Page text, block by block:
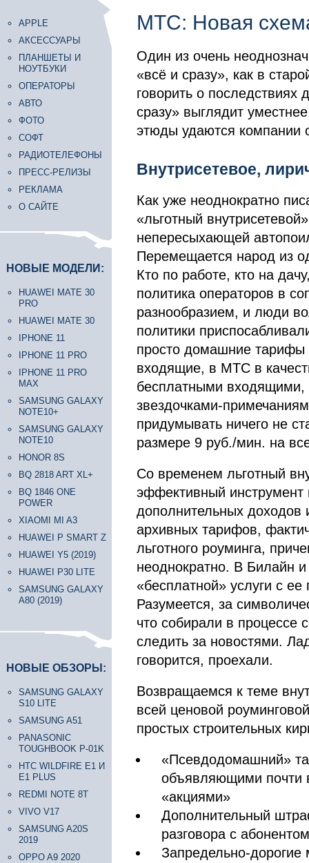
APPLE
АКСЕССУАРЫ
ПЛАНШЕТЫ И
НОУТБУКИ
ОПЕРАТОРЫ
АВТО
ФОТО
СОФТ
РАДИОТЕЛЕФОНЫ
ПРЕСС-РЕЛИЗЫ
РЕКЛАМА
О САЙТЕ
НОВЫЕ МОДЕЛИ:
HUAWEI MATE 30
PRO
HUAWEI MATE 30
IPHONE 11
IPHONE 11 PRO
IPHONE 11 PRO
MAX
SAMSUNG GALAXY
NOTE10+
SAMSUNG GALAXY
NOTE10
HONOR 8S
BQ 2818 ART XL+
BQ 1846 ONE
POWER
XIAOMI MI A3
HUAWEI P SMART Z
HUAWEI Y5 (2019)
HUAWEI P30 LITE
SAMSUNG GALAXY
A80 (2019)
НОВЫЕ ОБЗОРЫ:
SAMSUNG GALAXY
S10 LITE
SAMSUNG A51
PANASONIC
TOUGHBOOK P-01K
HTC WILDFIRE E1 И
E1 PLUS
REDMI NOTE 8T
VIVO V17
SAMSUNG A20S
2019
OPPO A9 2020
МТС: Новая
Один из очень
«всё и сразу», как в
говорить о
сразу» выглядит
этюды удаются компании
Внутрисетевое,
Как уже неоднократно
«льготный
непересыхающей
Перемещается народ из
Кто по работе, кто на
политика операторов в
разнообразием, и люди
политики
просто домашние тарифы
входящие, в МТС в
бесплатными входящими,
звездочками-
придумывать ничего не
размере 9 руб./мин. на
Со временем льготный
эффективный инструмент
дополнительных
архивных тарифов,
льготного роуминга,
неоднократно. В Билайн
«бесплатной» услуги с
Разумеется, за
что собирали в процессе
следить за новостями.
говорится, проехали.
Возвращаемся к теме
всей ценовой
простых строительных
«Псевдодомашний»
объявляющими почти
«акциями»
Дополнительный
разговора с
Запредельно-